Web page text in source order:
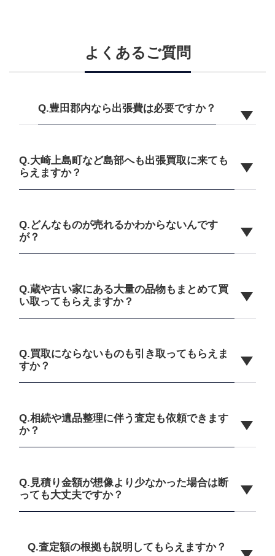
よくあるご質問
Q.豊田郡内なら出張費は必要ですか？
Q.大崎上島町など島部へも出張買取に来ても
らえますか？
Q.どんなものが売れるかわからないんです
が？
Q.蔵や古い家にある大量の品物もまとめて買
い取ってもらえますか？
Q.買取にならないものも引き取ってもらえま
すか？
Q.相続や遺品整理に伴う査定も依頼できます
か？
Q.見積り金額が想像より少なかった場合は断
っても大丈夫ですか？
Q.査定額の根拠も説明してもらえますか？